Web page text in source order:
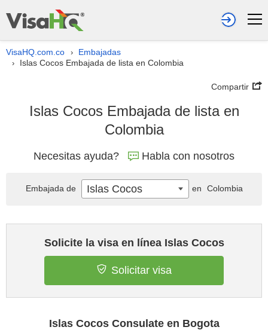
VisaHQ.com.co › Embajadas
› Islas Cocos Embajada de lista en Colombia
Compartir
Islas Cocos Embajada de lista en
Colombia
Necesitas ayuda? Habla con nosotros
Solicite la visa en línea Islas Cocos
Solicitar visa
Islas Cocos Consulate en Bogota
Embajada de Islas Cocos en Colombia